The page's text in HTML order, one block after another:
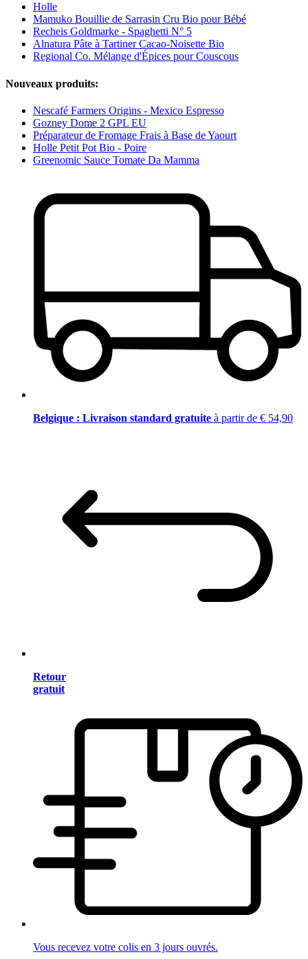
Holle
Mamuko Bouillie de Sarrasin Cru Bio pour Bébé
Recheis Goldmarke - Spaghetti N° 5
Alnatura Pâte à Tartiner Cacao-Noisette Bio
Regional Co. Mélange d'Épices pour Couscous
Nouveaux produits:
Nescafé Farmers Origins - Mexico Espresso
Gozney Dome 2 GPL EU
Préparateur de Fromage Frais à Base de Yaourt
Holle Petit Pot Bio - Poire
Greenomic Sauce Tomate Da Mamma
Belgique : Livraison standard gratuite à partir de € 54,90
Retour
gratuit
Vous recevez votre colis en 3 jours ouvrés.